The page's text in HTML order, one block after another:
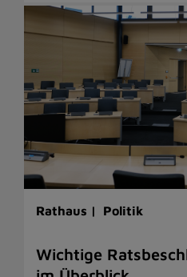
Rathaus | Politik
Wichtige